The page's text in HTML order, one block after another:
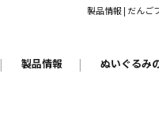
製品情報 | だんご
| 製品情報 | ぬいぐるみ